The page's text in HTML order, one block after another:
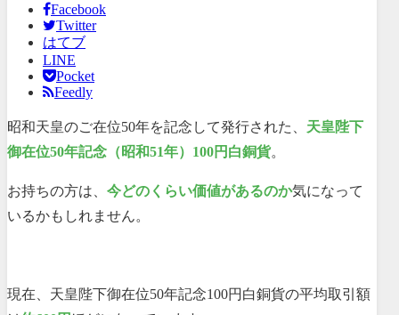
Facebook
Twitter
はてブ
LINE
Pocket
Feedly
昭和天皇のご在位50年を記念して発行された、 天皇陛下
御在位50年記念（昭和51年）100円白銅貨。
お持ちの方は、 今どのくらい価値があるのか気になって
いるかもしれません。
現在、天皇陛下御在位50年記念100円白銅貨の平均取引額